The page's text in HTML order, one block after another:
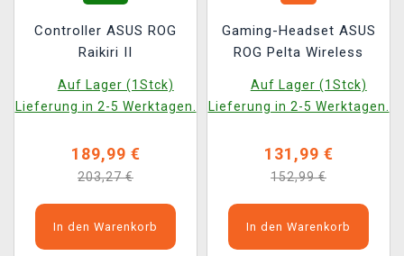
Controller ASUS ROG
Raikiri II
Auf Lager (1Stck)
Lieferung in 2-5 Werktagen.
189,99 €
203,27 €
In den Warenkorb
Gaming-Headset ASUS
ROG Pelta Wireless
Auf Lager (1Stck)
Lieferung in 2-5 Werktagen.
131,99 €
152,99 €
In den Warenkorb